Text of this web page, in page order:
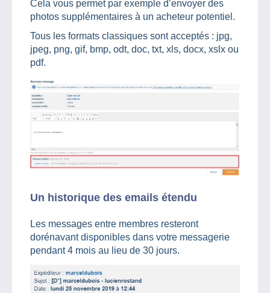
Cela vous permet par exemple d’envoyer des
photos supplémentaires à un acheteur potentiel.
Tous les formats classiques sont acceptés : jpg,
jpeg, png, gif, bmp, odt, doc, txt, xls, docx, xslx ou
pdf.
Un historique des emails étendu
Les messages entre membres resteront
dorénavant disponibles dans votre messagerie
pendant 4 mois au lieu de 30 jours.